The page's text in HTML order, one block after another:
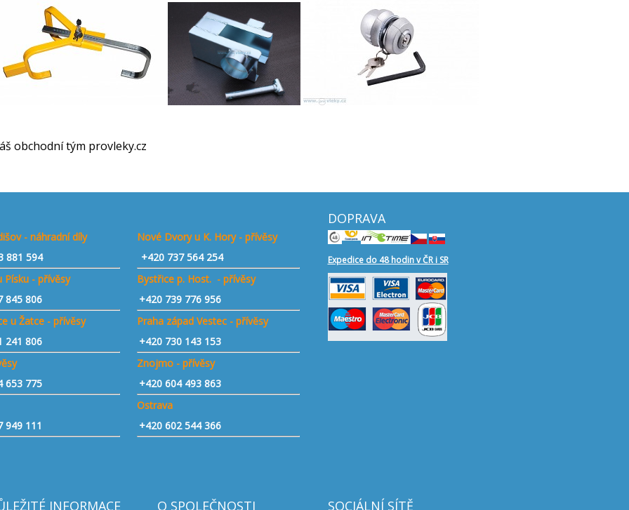
obchodní tým provleky.cz
- náhradní díly
881 594
Nové Dvory u K. Hory - přívěsy
+420 737 564 254
Písku - přívěsy
845 806
Bystřice p. Host. - přívěsy
+420 739 776 956
u Žatce - přívěsy
241 806
Praha západ Vestec - přívěsy
+420 730 143 153
653 775
Znojmo - přívěsy
+420 604 493 863
949 111
Ostrava
+420 602 544 366
DOPRAVA
Expedice do 48 hodin v ČR i SR
INFORMACE O SPOLEČNOSTI SOCIÁLNÍ SÍTĚ